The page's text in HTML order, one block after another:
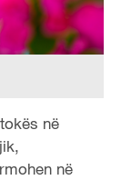
në
në